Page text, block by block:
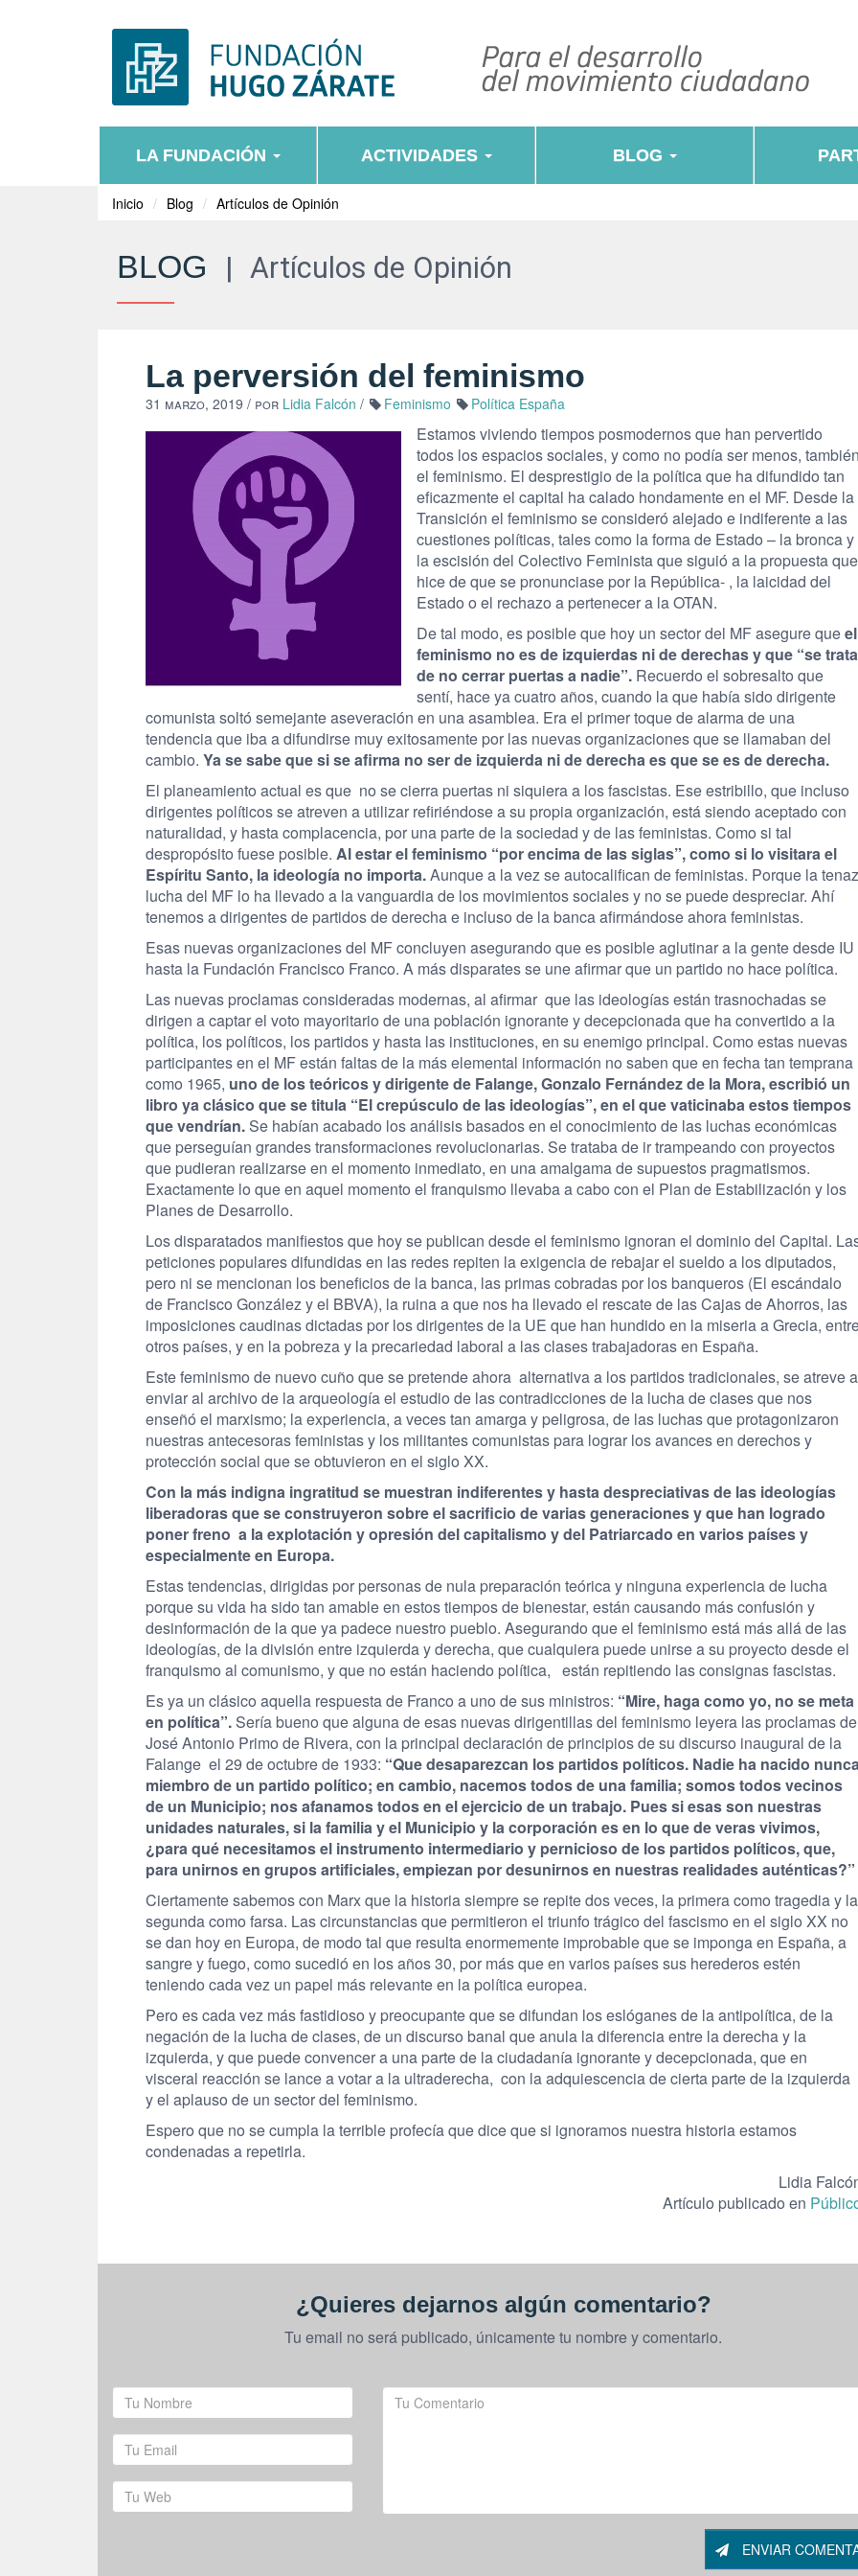
LA FUNDACIÓN ACTIVIDADES BLOG
Inicio Blog Artículos de Opinión
BLOG | Artículos de Opinión
La perversión del feminismo
31 marzo, 2019 / por Lidia Falcón / Feminismo Política España
Estamos viviendo tiempos posmodernos que han pervertido
todos los espacios sociales, y como no podía ser menos, también
el feminismo. El desprestigio de la política que ha difundido tan
eficazmente el capital ha calado hondamente en el MF. Desde la
Transición el feminismo se consideró alejado e indiferente a las
cuestiones políticas, tales como la forma de Estado – la bronca y
la escisión del Colectivo Feminista que siguió a la propuesta que
hice de que se pronunciase por la República- , la laicidad del
Estado o el rechazo a pertenecer a la OTAN.
De tal modo, es posible que hoy un sector del MF asegure queel
feminismo no es de izquierdas ni de derechas y que “se trata
de no cerrar puertas a nadie”. Recuerdo el sobresalto que
sentí, hace ya cuatro años, cuando la que había sido dirigente
comunista soltó semejante aseveración en una asamblea. Era el primer toque de alarma de una
tendencia que iba a difundirse muy exitosamente por las nuevas organizaciones que se llamaban del
cambio. Ya se sabe que si se afirma no ser de izquierda ni de derecha es que se es de derecha.
El planeamiento actual es que no se cierra puertas ni siquiera a los fascistas. Ese estribillo, que incluso
dirigentes políticos se atreven a utilizar refiriéndose a su propia organización, está siendo aceptado con
naturalidad, y hasta complacencia, por una parte de la sociedad y de las feministas. Como si tal
despropósito fuese posible. Al estar el feminismo “por encima de las siglas”, como si lo visitara el
Espíritu Santo, la ideología no importa.Aunque a la vez se autocalifican de feministas. Porque la tenaz
lucha del MF lo ha llevado a la vanguardia de los movimientos sociales y no se puede despreciar. Ahí
tenemos a dirigentes de partidos de derecha e incluso de la banca afirmándose ahora feministas.
Esas nuevas organizaciones del MF concluyen asegurando que es posible aglutinar a la gente desde IU
hasta la Fundación Francisco Franco. A más disparates se une afirmar que un partido no hace política.
Las nuevas proclamas consideradas modernas, al afirmar que las ideologías están trasnochadas se
dirigen a captar el voto mayoritario de una población ignorante y decepcionada que ha convertido a la
política, los políticos, los partidos y hasta las instituciones, en su enemigo principal. Como estas nuevas
participantes en el MF están faltas de la más elemental información no saben que en fecha tan temprana
como 1965, uno de los teóricos y dirigente de Falange, Gonzalo Fernández de la Mora, escribió un
libro ya clásico que se titula “El crepúsculo de las ideologías”, en el que vaticinaba estos tiempos
que vendrían. Se habían acabado los análisis basados en el conocimiento de las luchas económicas
que perseguían grandes transformaciones revolucionarias. Se trataba de ir trampeando con proyectos
que pudieran realizarse en el momento inmediato, en una amalgama de supuestos pragmatismos.
Exactamente lo que en aquel momento el franquismo llevaba a cabo con el Plan de Estabilización y los
Planes de Desarrollo.
Los disparatados manifiestos que hoy se publican desde el feminismo ignoran el dominio del Capital.
peticiones populares difundidas en las redes repiten la exigencia de rebajar el sueldo a los diputados,
pero ni se mencionan los beneficios de la banca, las primas cobradas por los banqueros (El escándalo
de Francisco González y el BBVA), la ruina a que nos ha llevado el rescate de las Cajas de Ahorros, las
imposiciones caudinas dictadas por los dirigentes de la UE que han hundido en la miseria a Grecia,
otros países, y en la pobreza y la precariedad laboral a las clases trabajadoras en España.
Este feminismo de nuevo cuño que se pretende ahora alternativa a los partidos tradicionales, se atreve a
enviar al archivo de la arqueología el estudio de las contradicciones de la lucha de clases que nos
enseñó el marxismo; la experiencia, a veces tan amarga y peligrosa, de las luchas que protagonizaron
nuestras antecesoras feministas y los militantes comunistas para lograr los avances en derechos y
protección social que se obtuvieron en el siglo XX.
Con la más indigna ingratitud se muestran indiferentes y hasta despreciativas de las ideologías
liberadoras que se construyeron sobre el sacrificio de varias generaciones y que han logrado
poner freno a la explotación y opresión del capitalismo y del Patriarcado en varios países y
especialmente en Europa.
Estas tendencias, dirigidas por personas de nula preparación teórica y ninguna experiencia de lucha
porque su vida ha sido tan amable en estos tiempos de bienestar, están causando más confusión y
desinformación de la que ya padece nuestro pueblo. Asegurando que el feminismo está más allá de las
ideologías, de la división entre izquierda y derecha, que cualquiera puede unirse a su proyecto desde el
franquismo al comunismo, y que no están haciendo política, están repitiendo las consignas fascistas.
Es ya un clásico aquella respuesta de Franco a uno de sus ministros: “Mire, haga como yo, no se meta
en política”. Sería bueno que alguna de esas nuevas dirigentillas del feminismo leyera las proclamas de
José Antonio Primo de Rivera, con la principal declaración de principios de su discurso inaugural de la
Falange el 29 de octubre de 1933: “Que desaparezcan los partidos políticos. Nadie ha nacido
miembro de un partido político; en cambio, nacemos todos de una familia; somos todos vecinos
de un Municipio; nos afanamos todos en el ejercicio de un trabajo. Pues si esas son nuestras
unidades naturales, si la familia y el Municipio y la corporación es en lo que de veras vivimos,
¿para qué necesitamos el instrumento intermediario y pernicioso de los partidos políticos, que,
para unirnos en grupos artificiales, empiezan por desunirnos en nuestras realidades auténticas?”
Ciertamente sabemos con Marx que la historia siempre se repite dos veces, la primera como tragedia y la
segunda como farsa. Las circunstancias que permitieron el triunfo trágico del fascismo en el siglo XX no
se dan hoy en Europa, de modo tal que resulta enormemente improbable que se imponga en España, a
sangre y fuego, como sucedió en los años 30, por más que en varios países sus herederos estén
teniendo cada vez un papel más relevante en la política europea.
Pero es cada vez más fastidioso y preocupante que se difundan los eslóganes de la antipolítica, de la
negación de la lucha de clases, de un discurso banal que anula la diferencia entre la derecha y la
izquierda, y que puede convencer a una parte de la ciudadanía ignorante y decepcionada, que en
visceral reacción se lance a votar a la ultraderecha, con la adquiescencia de cierta parte de la izquierda
y el aplauso de un sector del feminismo.
Espero que no se cumpla la terrible profecía que dice que si ignoramos nuestra historia estamos
condenadas a repetirla.
Lidia
Artículo publicado en
¿Quieres dejarnos algún comentario?
Tu email no será publicado, únicamente tu nombre y comentario.
ENVIAR